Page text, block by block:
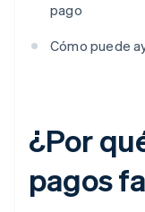
pago
Cómo puede
¿Por
pagos